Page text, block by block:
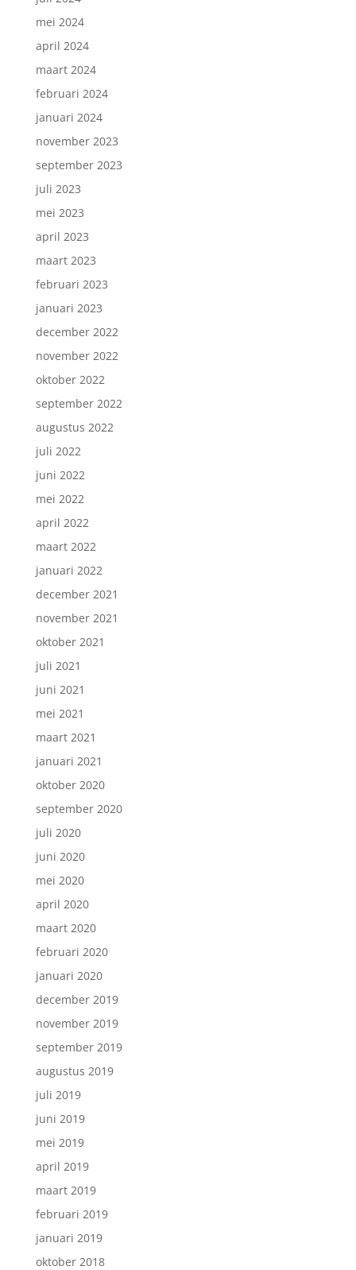
mei 2024
april 2024
maart 2024
februari 2024
januari 2024
november 2023
september 2023
juli 2023
mei 2023
april 2023
maart 2023
februari 2023
januari 2023
december 2022
november 2022
oktober 2022
september 2022
augustus 2022
juli 2022
juni 2022
mei 2022
april 2022
maart 2022
januari 2022
december 2021
november 2021
oktober 2021
juli 2021
juni 2021
mei 2021
maart 2021
januari 2021
oktober 2020
september 2020
juli 2020
juni 2020
mei 2020
april 2020
maart 2020
februari 2020
januari 2020
december 2019
november 2019
september 2019
augustus 2019
juli 2019
juni 2019
mei 2019
april 2019
maart 2019
februari 2019
januari 2019
oktober 2018